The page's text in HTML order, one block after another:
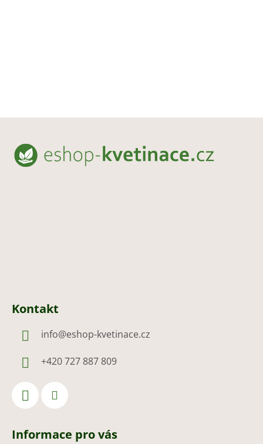
Z
Kontakt
info@eshop-kvetinace.cz
+420 727 887 809
Informace pro vás